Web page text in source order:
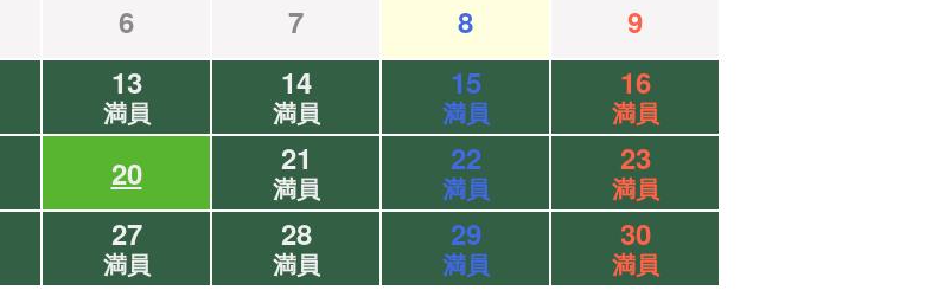
6 7 8
9
13
満員
14
満員
15
満員
16
満員
20 21
満員
22
満員
23
満員
27
満員
28
満員
29
満員
30
満員